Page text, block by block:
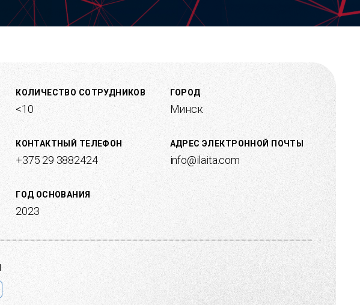
КОЛИЧЕСТВО СОТРУДНИКОВ
<10
ГОРОД
Минск
КОНТАКТНЫЙ ТЕЛЕФОН
+375 29 3882424
АДРЕС ЭЛЕКТРОННОЙ ПОЧТЫ
info@ilaita.com
ГОД ОСНОВАНИЯ
2023